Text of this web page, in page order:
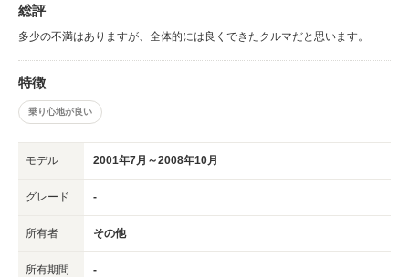
総評
多少の不満はありますが、全体的には良くできたクルマだと思います。
特徴
乗り心地が良い
モデル 2001年7月～2008年10月
グレード -
所有者 その他
所有期間 -